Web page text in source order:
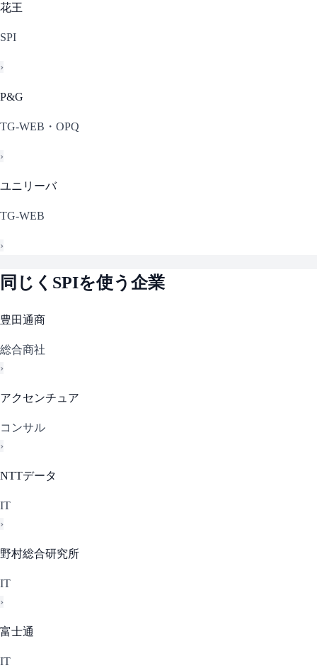
花王
SPI
›
P&G
TG-WEB・OPQ
›
ユニリーバ
TG-WEB
›
同じく SPIを使う企業
豊田通商
総合商社
›
アクセンチュア
コンサル
›
NTTデータ
IT
›
野村総合研究所
IT
›
富士通
IT